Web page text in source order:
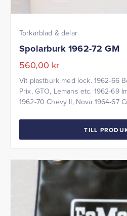
Torkarblad & delar
Spolarburk 1962-72 GM
560,00 kr
Vit plastburk med lock. 1962-66
Prix, GTO, Lemans etc. 1962-69
1962-70 Chevy II, Nova 1964-67
Skylark, GS 1967-69 Camaro,
TILL